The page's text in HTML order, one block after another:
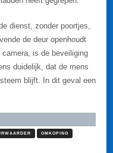
dienst, zonder poortjes,
de deur openhoudt
is de beveiliging
duidelijk, dat de mens
blijft. In dit geval een
OMKOPING